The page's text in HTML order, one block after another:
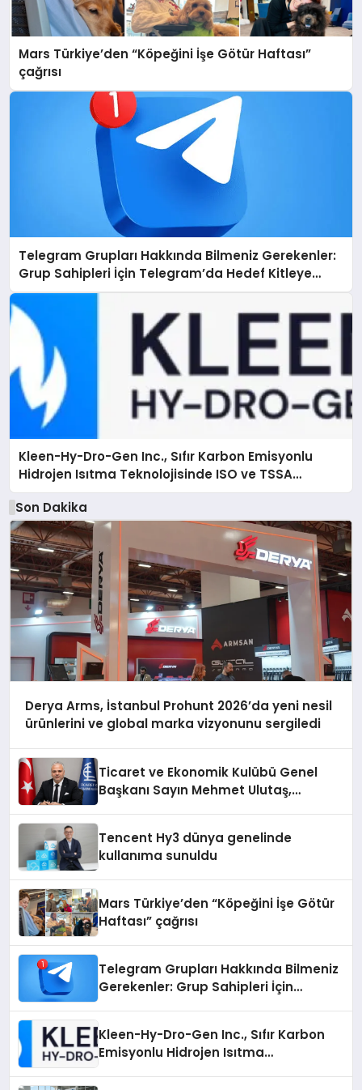
Mars Türkiye’den “Köpeğini İşe Götür Haftası”
çağrısı
Telegram Grupları Hakkında Bilmeniz Gerekenler:
Grup Sahipleri İçin Telegram’da Hedef Kitleye
Ulaşma
Kleen-Hy-Dro-Gen Inc., Sıfır Karbon Emisyonlu
Hidrojen Isıtma Teknolojisinde ISO ve TSSA
Düzenleyici Onaylarını Aldı
Son Dakika
Derya Arms, İstanbul Prohunt 2026’da yeni nesil
ürünlerini ve global marka vizyonunu sergiledi
Ticaret ve Ekonomik Kulübü Genel
Başkanı Sayın Mehmet Ulutaş,
Tencent Hy3 dünya genelinde
kullanıma sunuldu
Mars Türkiye’den “Köpeğini İşe Götür
Haftası” çağrısı
Telegram Grupları Hakkında Bilmeniz
Gerekenler: Grup Sahipleri İçin
Kleen-Hy-Dro-Gen Inc., Sıfır Karbon
Emisyonlu Hidrojen Isıtma